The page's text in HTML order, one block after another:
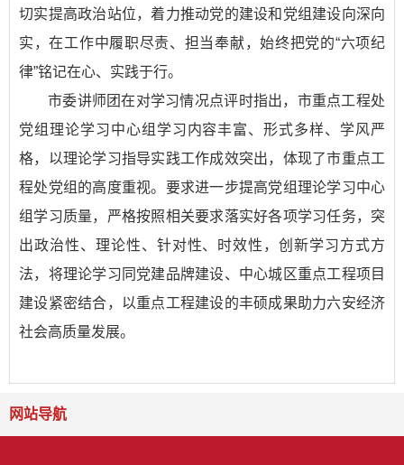
切实提高政治站位，着力推动党的建设和党组建设向深向
实，在工作中履职尽责、担当奉献，始终把党的“六项纪
律”铭记在心、实践于行。
市委讲师团在对学习情况点评时指出，市重点工程处
党组理论学习中心组学习内容丰富、形式多样、学风严
格，以理论学习指导实践工作成效突出，体现了市重点工
程处党组的高度重视。要求进一步提高党组理论学习中心
组学习质量，严格按照相关要求落实好各项学习任务，突
出政治性、理论性、针对性、时效性，创新学习方式方
法，将理论学习同党建品牌建设、中心城区重点工程项目
建设紧密结合，以重点工程建设的丰硕成果助力六安经济
社会高质量发展。
网站导航